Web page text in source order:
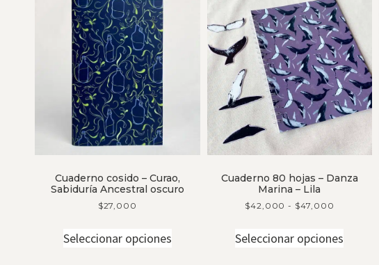
Cuaderno cosido – Curao,
Sabiduría Ancestral oscuro
$27,000
Seleccionar opciones
Cuaderno 80 hojas – Danza
Marina – Lila
$42,000 - $47,000
Seleccionar opciones